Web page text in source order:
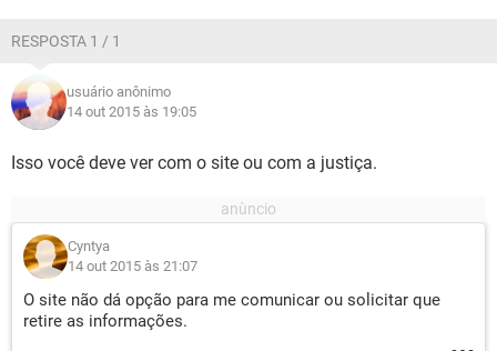
RESPOSTA 1 / 1
usuário anônimo
14 out 2015 às 19:05
Isso você deve ver com o site ou com a justiça.
Cyntya
14 out 2015 às 21:07
O site não dá opção para me comunicar ou solicitar que
retire as informações.